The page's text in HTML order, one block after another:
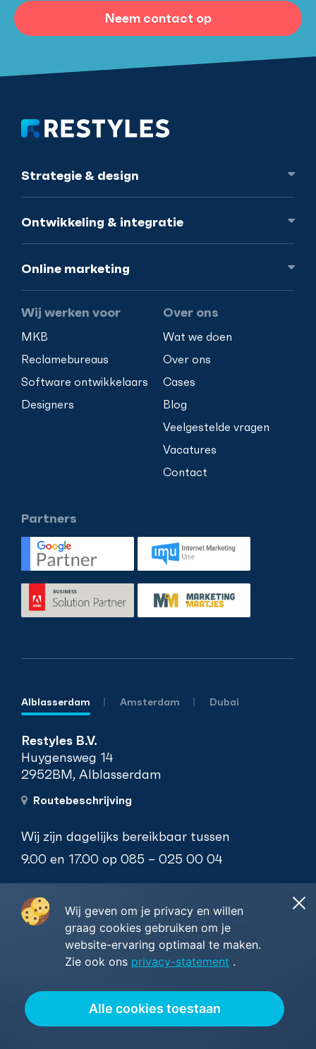
Neem contact op
Strategie & design
Ontwikkeling & integratie
Online marketing
Wij werken voor
MKB
Reclamebureaus
Software ontwikkelaars
Designers
Over ons
Wat we doen
Over ons
Cases
Blog
Veelgestelde vragen
Vacatures
Contact
Partners
Alblasserdam Amsterdam Dubai
Restyles B.V.
Huygensweg 14
2952BM, Alblasserdam
Routebeschrijving
Wij zijn dagelijks bereikbaar tussen
9.00 en 17.00 op 085 – 025 00 04
info@restyles.nl
Blijf op de hoogte
Meld je aan voor de nieuwsbrief
Wij geven om je privacy en willen
graag cookies gebruiken om je
website-ervaring optimaal te maken.
Zie ook ons privacy-statement .
Alle cookies toestaan